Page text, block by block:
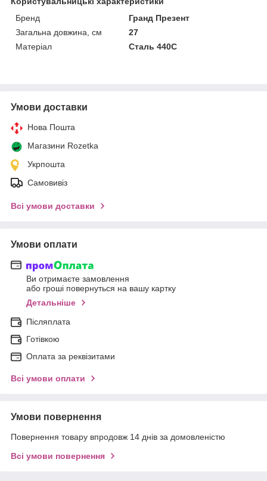
Бренд
Гранд Презент
Загальна довжина, см
27
Матеріал
Сталь 440C
Умови доставки
Нова Пошта
Магазини Rozetka
Укрпошта
Самовивіз
Всі умови доставки
Умови оплати
Ви отримаєте замовлення
або гроші повернуться на вашу картку
Детальніше
Післяплата
Готівкою
Оплата за реквізитами
Всі умови оплати
Умови повернення
Повернення товару впродовж 14 днів за домовленістю
Всі умови повернення